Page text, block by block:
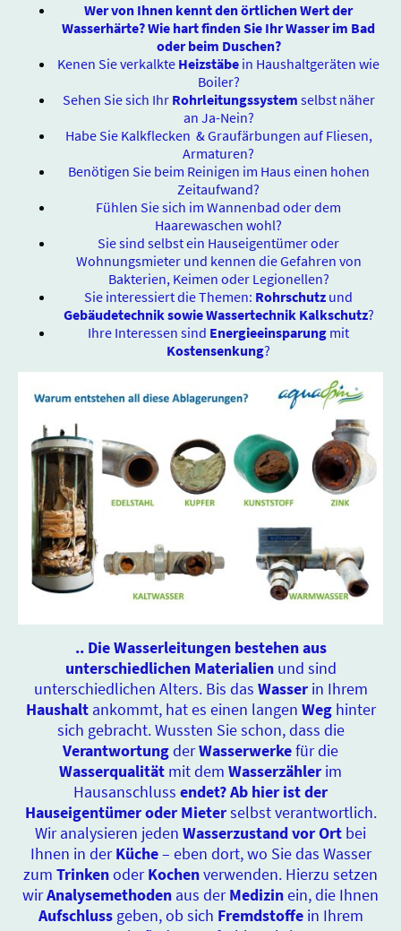
Wer von Ihnen kennt den örtlichen Wert der
Wasserhärte? Wie hart finden Sie Ihr Wasser im Bad
oder beim Duschen?
Kenen Sie verkalkte Heizstäbe in Haushaltgeräten wie
Boiler?
Sehen Sie sich Ihr Rohrleitungssystem selbst näher
an Ja-Nein?
Habe Sie Kalkflecken & Graufärbungen auf Fliesen,
Armaturen?
Benötigen Sie beim Reinigen im Haus einen hohen
Zeitaufwand?
Fühlen Sie sich im Wannenbad oder dem
Haarewaschen wohl?
Sie sind selbst ein Hauseigentümer oder
Wohnungsmieter und kennen die Gefahren von
Bakterien, Keimen oder Legionellen?
Sie interessiert die Themen: Rohrschutz und
Gebäudetechnik sowie Wassertechnik Kalkschutz?
Ihre Interessen sind Energieeinsparung mit
Kostensenkung?
.. Die Wasserleitungen bestehen aus
unterschiedlichen Materialien und sind
unterschiedlichen Alters. Bis das Wasserin Ihrem
Haushaltankommt, hat es einen langen Weghinter
sich gebracht. Wussten Sie schon, dass die
VerantwortungderWasserwerkefür die
Wasserqualität mit dem Wasserzähler im
Hausanschluss endet? Ab hier ist der
Hauseigentümer oder Mieterselbst verantwortlich.
Wir analysieren jeden Wasserzustandvor Ort bei
Ihnen in derKüche– eben dort, wo Sie das Wasser
zum TrinkenoderKochenverwenden. Hierzu setzen
wirAnalysemethoden aus derMedizinein, die Ihnen
Aufschluss geben, ob sich Fremdstoffein Ihrem